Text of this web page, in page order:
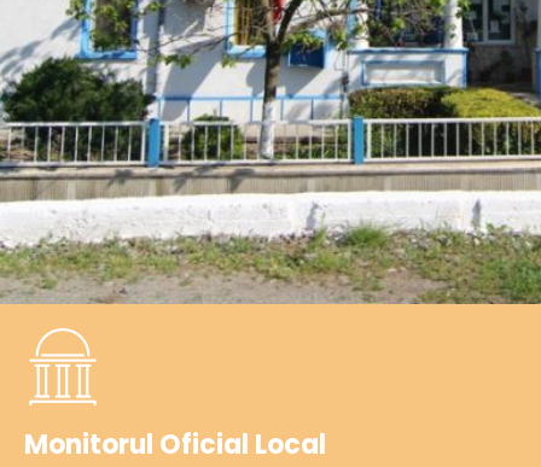
Monitorul Oficial Local